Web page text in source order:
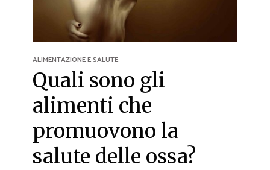
ALIMENTAZIONE E SALUTE
Quali sono gli
alimenti che
promuovono la
salute delle ossa?